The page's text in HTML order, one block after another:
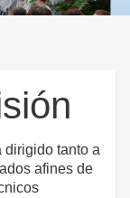
dirigido tanto a
afines de